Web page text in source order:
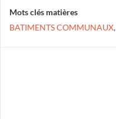
Mots clés matières
BATIMENTS COMMUNAUX,